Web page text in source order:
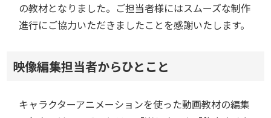
の教材となりました。ご担当者様にはスムーズな制作
進行にご協力いただきましたことを感謝いたします。
映像編集担当者からひとこと
キャラクターアニメーションを使った動画教材の編集